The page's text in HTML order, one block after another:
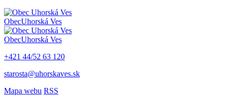
ObecUhorská Ves
ObecUhorská Ves
+421 44/52 63 120
starosta@uhorskaves.sk
Mapa webu RSS